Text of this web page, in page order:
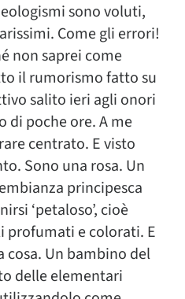
sono voluti,
Come gli errori!
non saprei come
il rumorismo fatto su
salito ieri agli onori
di poche ore. A me
centrato. E visto
Sono una rosa. Un
principesca
‘petaloso’, cioè
profumati e colorati. E
cosa. Un bambino del
delle elementari